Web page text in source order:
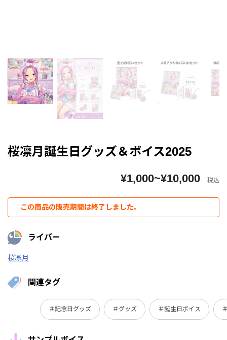
桜凛月誕生日グッズ＆ボイス2025
¥1,000~¥10,000 税込
この商品の販売期間は終了しました。
ライバー
桜凛月
関連タグ
＃記念日グッズ ＃グッズ ＃誕生日ボイス